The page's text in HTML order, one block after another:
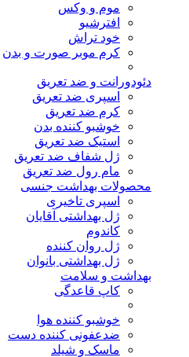
موم و وکس
افترشیو
خود تراش
کرم موبر صورت و بدن
دئودورانت و ضد تعریق
اسپری ضد تعریق
کرم ضد تعریق
خوشبو کننده بدن
استیک ضد تعریق
ژل شفاف ضد تعریق
مام رول ضد تعریق
محصولات بهداشت جنسی
اسپری تاخیری
ژل بهداشتی آقایان
کاندوم
ژل روان کننده
ژل بهداشتی بانوان
بهداشت و سلامت
کاپ قاعدگی
خوشبو کننده هوا
ضدعفونی کننده دست
ماسک و شیلد